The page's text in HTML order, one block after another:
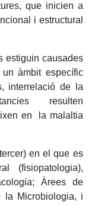
que inicien a
i estructural
estiguin causades
àmbit específic
interrelació de la
resulten
en la malaltia
en el que es
(fisiopatologia),
Àrees de
la Microbiologia, i